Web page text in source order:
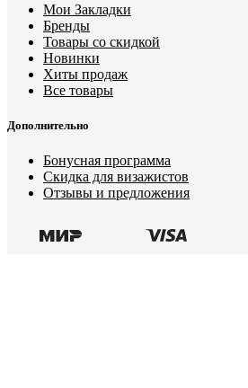
Мои Закладки
Бренды
Товары со скидкой
Новинки
Хиты продаж
Все товары
Дополнительно
Бонусная программа
Скидка для визажистов
Отзывы и предложения